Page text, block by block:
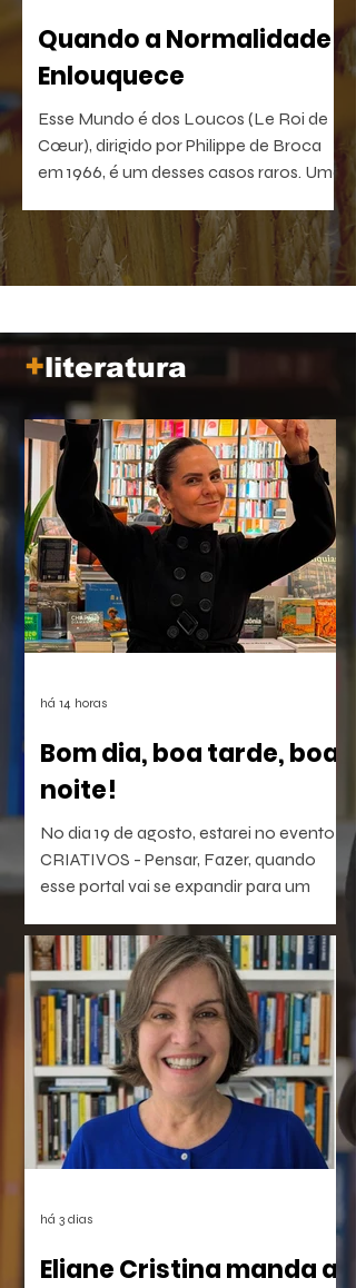
Quando a Normalidade
Enlouquece
Esse Mundo é dos Loucos (Le Roi de
Cœur), dirigido por Philippe de Broca
em 1966, é um desses casos raros. Uma
devastadora no que sugere. Um filme
que, quanto mais distante fica no
tempo, mais próximo parece de nós.
+literatura
Bom dia, boa tarde, boa
noite!
No dia 19 de agosto, estarei no evento
CRIATIVOS - Pensar, Fazer, quando
esse portal vai se expandir para um
O evento será híbrido, no Colégio
Brasileiro de Altos Estudos (CBAE /
UFRJ), das 15:30 às 18;00. Os links
estarão disponíveis em breve aqui e nas
redes.
há 14 horas
Eliane Cristina manda a
há 3 dias